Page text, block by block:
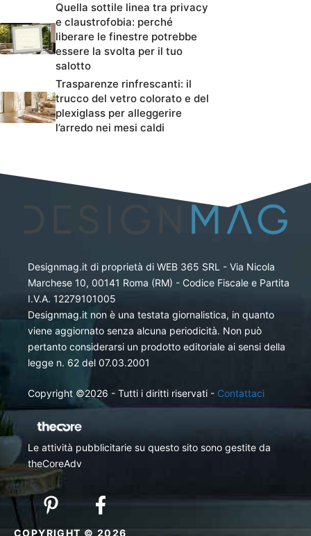
Quella sottile linea tra privacy
e claustrofobia: perché
liberare le finestre potrebbe
essere la svolta per il tuo
salotto
Trasparenze rinfrescanti: il
trucco del vetro colorato e del
plexiglass per alleggerire
l’arredo nei mesi caldi
Designmag.it di proprietà di WEB 365 SRL - Via Nicola
Marchese 10, 00141 Roma (RM) - Codice Fiscale e Partita
I.V.A. 12279101005
Designmag.it non è una testata giornalistica, in quanto
viene aggiornato senza alcuna periodicità. Non può
pertanto considerarsi un prodotto editoriale ai sensi della
legge n. 62 del 07.03.2001
Copyright ©2026 - Tutti i diritti riservati - Contattaci
Le attività pubblicitarie su questo sito sono gestite da
theCoreAdv
COPYRIGHT © 2026